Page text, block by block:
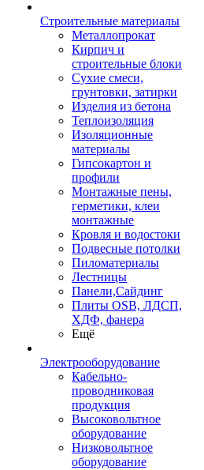
Строительные материалы
Металлопрокат
Кирпич и
строительные блоки
Сухие смеси,
грунтовки, затирки
Изделия из бетона
Теплоизоляция
Изоляционные
материалы
Гипсокартон и
профили
Монтажные пены,
герметики, клеи
монтажные
Кровля и водостоки
Подвесные потолки
Пиломатериалы
Лестницы
Панели,Сайдинг
Плиты OSB, ЛДСП,
ХДФ, фанера
Ещё
Электрооборудование
Кабельно-
проводниковая
продукция
Высоковольтное
оборудование
Низковольтное
оборудование